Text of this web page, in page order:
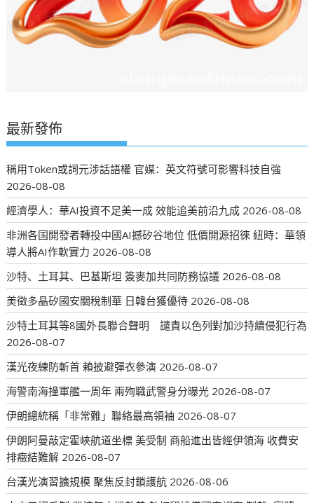
最新發佈
稱用Token或詞元涉話語權 官媒：英文符號可影響科技自強
2026-08-08
經濟學人：華AI投資不足美一成 效能追美前沿九成 2026-08-08
非洲各国開發者轉投中國AI撼矽谷地位 低價開源招徠 紐時：華領
導人將AI作軟實力 2026-08-08
沙特、土耳其、巴基斯坦 簽麥加共同防務協議 2026-08-08
美徵多晶矽國安關稅制華 日韓台獲優待 2026-08-08
沙特土耳其等8國外長聯合聲明 譴責以色列對加沙持續侵犯行為
2026-08-07
漢光夜練防斬首 賴披避彈衣參演 2026-08-07
海警南海撞軍艦一周年 兩殉職武警身分曝光 2026-08-07
伊朗總統稱「非常難」聯絡最高領袖 2026-08-07
伊朗阿曼敲定霍峽航道坐標 美受制 商船進出皆經伊領海 收費安
排癥結難解 2026-08-07
台漢光演習擴規模 聚焦反封鎖護航 2026-08-06